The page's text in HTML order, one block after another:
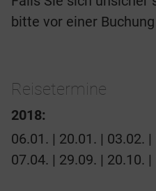
bitte vor einer
Reisetermine
2018:
06.01. | 20.01. | 03.02.
07.04. | 29.09. | 20.10.